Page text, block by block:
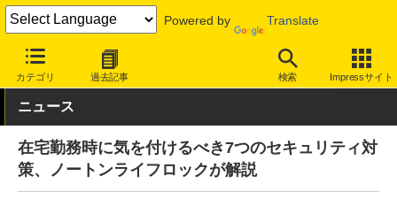
Powered by Translate
カテゴリ 過去記事 検索 Impressサイト
INTERNET Watch トピック その他
ニュース
在宅勤務時に気を付けるべき7つのセキュリティ対
策、ノートンライフロックが解説